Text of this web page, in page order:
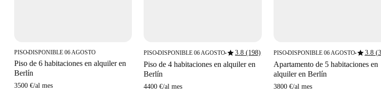
PISO■DISPONIBLE 06 AGOSTO
Piso de 6 habitaciones en alquiler en
Berlín
3500 €/al mes
PISO■DISPONIBLE 06 AGOSTO■star3.8 (198)
Piso de 4 habitaciones en alquiler en
Berlín
4400 €/al mes
PISO■DISPONIBLE 06 AGOSTO■star3.8
Apartamento de 5 habitaciones en
alquiler en Berlín
3800 €/al mes